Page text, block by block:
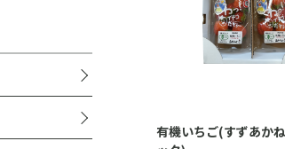
有機いちご(すずあか